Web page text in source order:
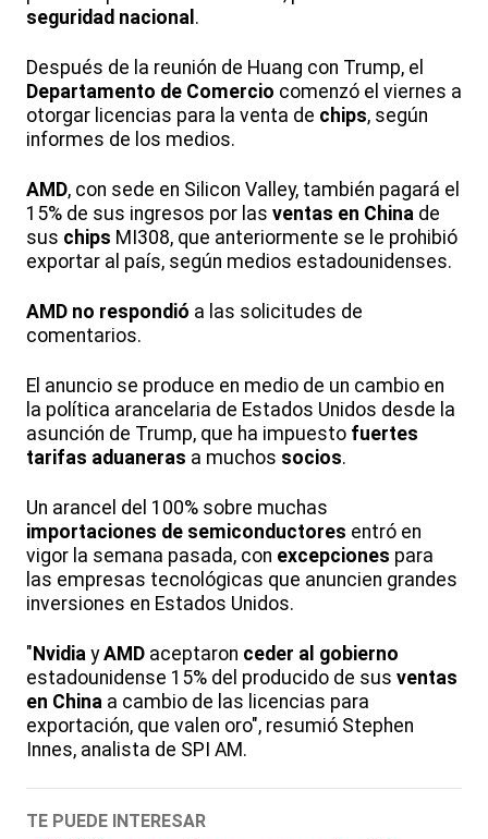
seguridad nacional .
Después de la reunión de Huang con Trump, el
Departamento de Comercio comenzó el viernes a
otorgar licencias para la venta de chips, según
informes de los medios.
AMD, con sede en Silicon Valley, también pagará el
15% de sus ingresos por las ventas en China de
sus chips MI308, que anteriormente se le prohibió
exportar al país, según medios estadounidenses.
AMD no respondió a las solicitudes de
comentarios.
El anuncio se produce en medio de un cambio en
la política arancelaria de Estados Unidos desde la
asunción de Trump, que ha impuesto fuertes
tarifas aduaneras a muchos socios.
Un arancel del 100% sobre muchas
importaciones de semiconductores entró en
vigor la semana pasada, con excepciones para
las empresas tecnológicas que anuncien grandes
inversiones en Estados Unidos.
"Nvidia yAMD aceptaron ceder al gobierno
estadounidense 15% del producido de sus ventas
en China a cambio de las licencias para
exportación, que valen oro", resumió Stephen
Innes, analista de SPI AM.
TE PUEDE INTERESAR